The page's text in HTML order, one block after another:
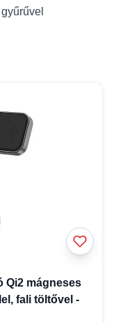
Qi2 mágneses
fali töltővel -